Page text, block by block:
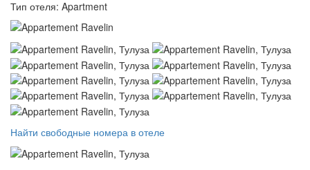
Тип отеля: Apartment
Найти свободные номера в отеле